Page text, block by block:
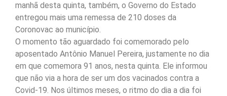
manhã desta quinta, também, o Governo do Estado
entregou mais uma remessa de 210 doses da
Coronovac ao município.
O momento tão aguardado foi comemorado pelo
aposentado Antônio Manuel Pereira, justamente no dia
em que comemora 91 anos, nesta quinta. Ele informou
que não via a hora de ser um dos vacinados contra a
Covid-19. Nos últimos meses, o ritmo do dia a dia foi